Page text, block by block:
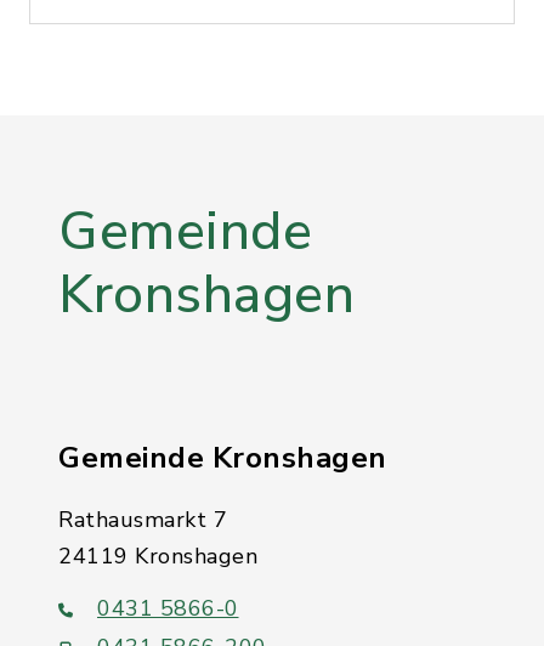
Gemeinde
Kronshagen
Gemeinde Kronshagen
Rathausmarkt 7
24119 Kronshagen
0431 5866-0